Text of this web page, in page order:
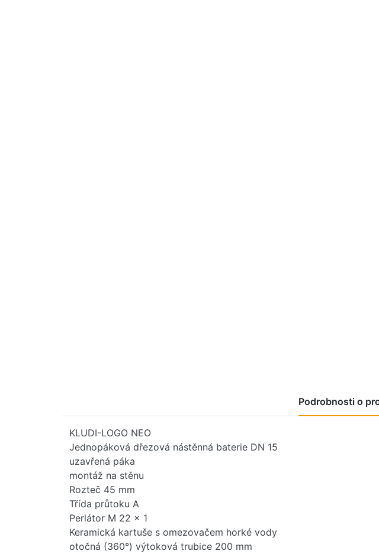
Podrobnosti o
KLUDI-LOGO NEO
Jednopáková dřezová nástěnná baterie DN 15
uzavřená páka
montáž na stěnu
Rozteč 45 mm
Třída průtoku A
Perlátor M 22 x 1
Keramická kartuše s omezovačem horké vody
otočná (360°) výtoková trubice 200 mm